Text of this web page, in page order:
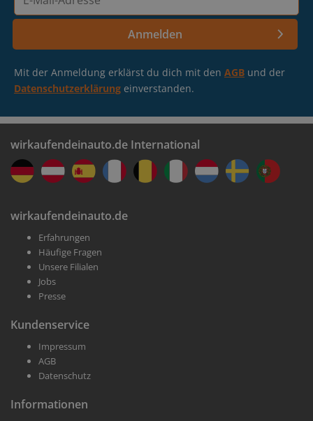
Adresse
Anmelden
Mit der Anmeldung erklärst du dich mit den AGB und der
Datenschutzerklärung einverstanden.
wirkaufendeinauto.de International
wirkaufendeinauto.de
Erfahrungen
Häufige Fragen
Unsere Filialen
Jobs
Presse
Kundenservice
Impressum
AGB
Datenschutz
Informationen